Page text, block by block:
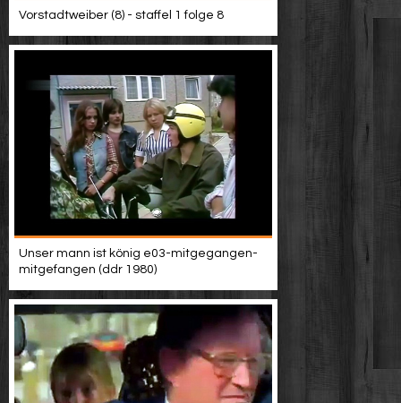
Vorstadtweiber (8) - staffel 1 folge 8
Unser mann ist könig e03-mitgegangen-
mitgefangen (ddr 1980)